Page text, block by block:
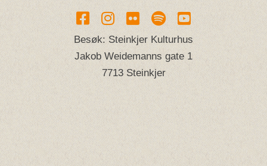
Besøk: Steinkjer Kulturhus
Jakob Weidemanns gate 1
7713 Steinkjer